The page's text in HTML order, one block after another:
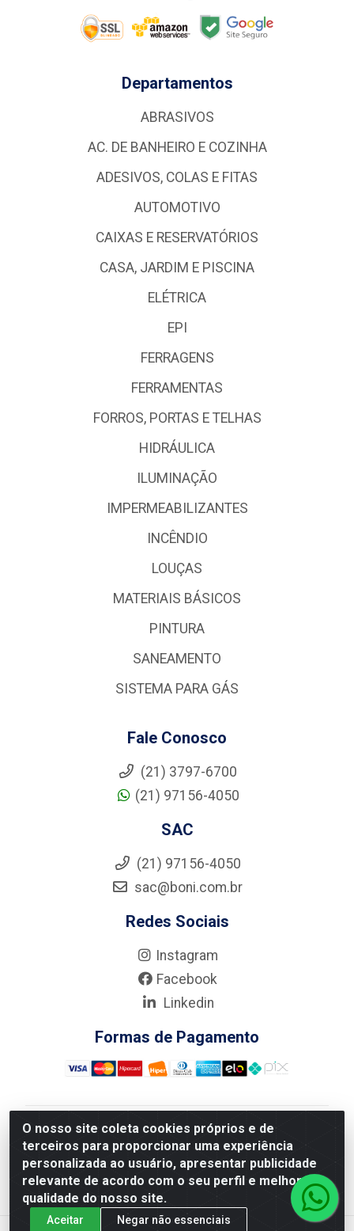
O nosso site coleta cookies próprios e de
terceiros para proporcionar uma experiência
personalizada ao usuário, apresentar publicidade
relevante de acordo com o seu perfil e melhorar a
qualidade do nosso site.
Aceitar Negar não essenciais
Departamentos
ABRASIVOS
AC. DE BANHEIRO E COZINHA
ADESIVOS, COLAS E FITAS
AUTOMOTIVO
CAIXAS E RESERVATÓRIOS
CASA, JARDIM E PISCINA
ELÉTRICA
EPI
FERRAGENS
FERRAMENTAS
FORROS, PORTAS E TELHAS
HIDRÁULICA
ILUMINAÇÃO
IMPERMEABILIZANTES
INCÊNDIO
LOUÇAS
MATERIAIS BÁSICOS
PINTURA
SANEAMENTO
SISTEMA PARA GÁS
Fale Conosco
(21) 3797-6700
(21) 97156-4050
SAC
(21) 97156-4050
sac@boni.com.br
Redes Sociais
Instagram
Facebook
Linkedin
Formas de Pagamento
Nova Boni Distribuidora de Material de Construção LTDA
- Rua Alice Tibiriçá, 330 - Vila Da Penha, Rio de
Janeiro/RJ - CEP: 21.210-110 - CNPJ: 11.003.135/0001-
27